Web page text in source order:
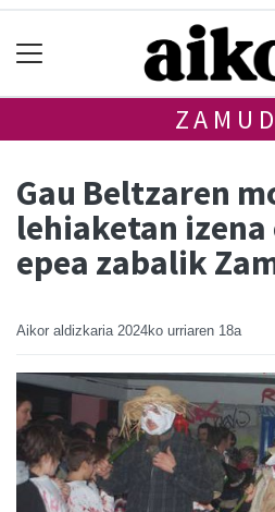
Gau Beltzaren
lehiaketan
epea zabalik
Aikor aldizkaria 2024ko urriaren 18a